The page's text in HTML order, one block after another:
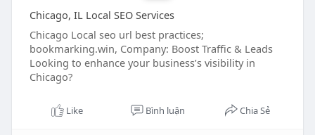
Chicago, IL Local SEO Services
Chicago Local seo url best practices;
bookmarking.win, Company: Boost Traffic & Leads
Looking to enhance your business’s visibility in
Chicago?
Like Bình luận Chia Sẻ